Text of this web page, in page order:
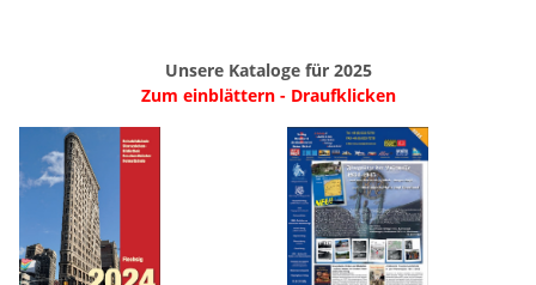
Unsere Kataloge für 2025
Zum einblättern - Draufklicken